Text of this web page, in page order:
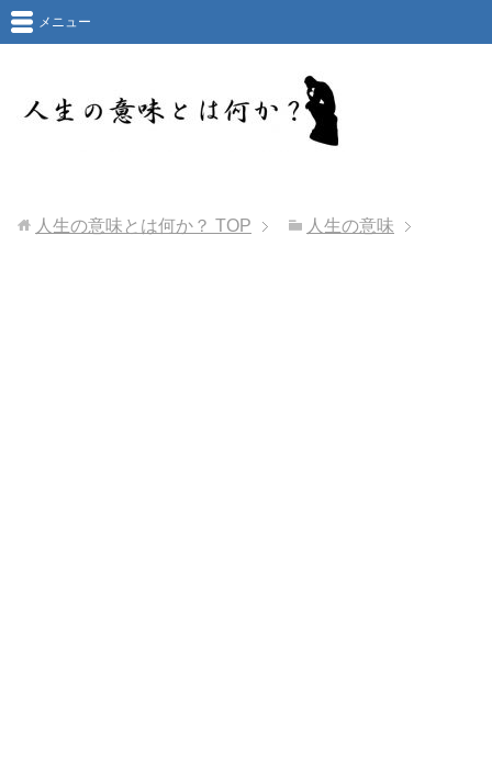
メニュー
人生の意味とは何か？ TOP 人生の意味